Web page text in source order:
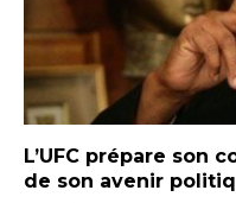
L’UFC prépare son
de son avenir